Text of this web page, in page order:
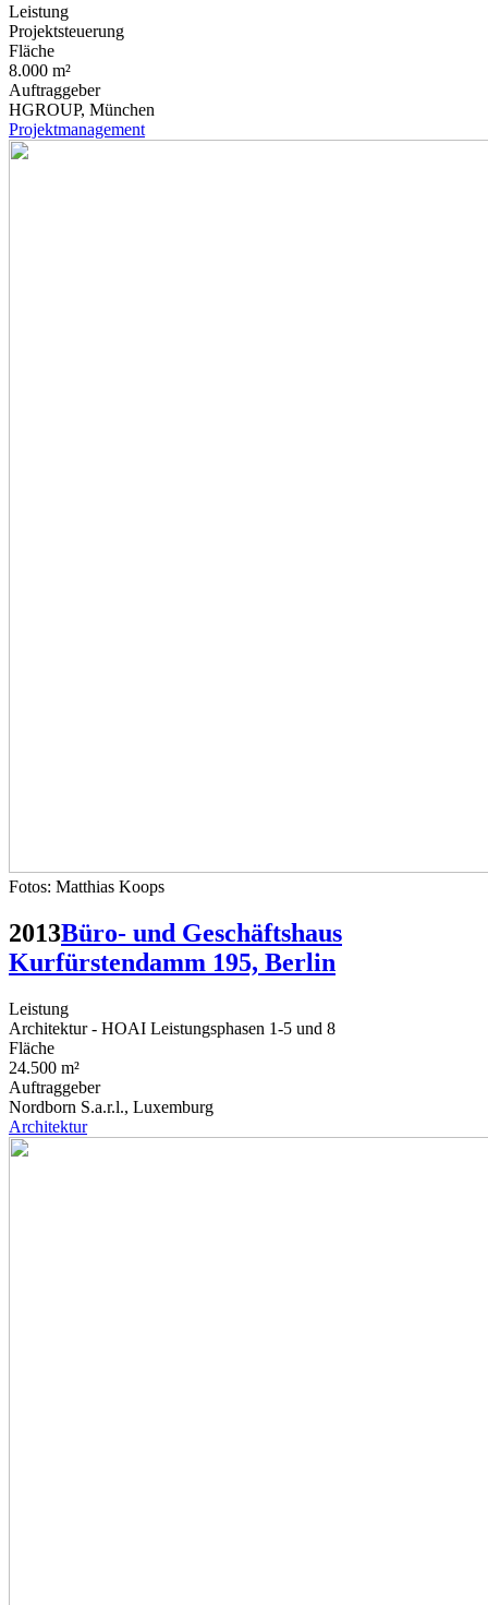
Leistung
Projektsteuerung
Fläche
8.000 m²
Auftraggeber
HGROUP, München
Projektmanagement
Fotos: Matthias Koops
2013Büro- und Geschäftshaus
Kurfürstendamm 195, Berlin
Leistung
Architektur - HOAI Leistungsphasen 1-5 und 8
Fläche
24.500 m²
Auftraggeber
Nordborn S.a.r.l., Luxemburg
Architektur